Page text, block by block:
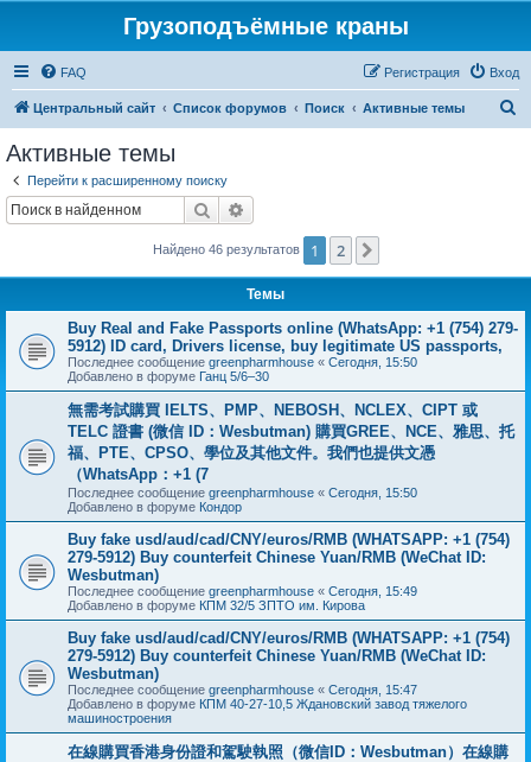
Грузоподъёмные краны
FAQ Вход
Регистрация
Центральный сайт Список форумов Поиск Активные темы
Активные темы
Перейти к расширенному поиску
Поиск
Найдено 46 результатов 1 2
Темы
Buy Real and Fake Passports online (WhatsApp: +1 (754) 279-
5912) ID card, Drivers license, buy legitimate US passports,
Последнее сообщение greenpharmhouse « Сегодня, 15:50
Добавлено в форуме Ганц 5/6–30
無需考試購買 IELTS、PMP、NEBOSH、NCLEX、CIPT 或
TELC 證書 (微信 ID：Wesbutman) 購買GREE、NCE、雅思、托
福、PTE、CPSO、學位及其他文件。我們也提供文憑
（WhatsApp：+1 (7
Последнее сообщение greenpharmhouse « Сегодня, 15:50
Добавлено в форуме Кондор
Buy fake usd/aud/cad/CNY/euros/RMB (WHATSAPP: +1 (754)
279-5912) Buy counterfeit Chinese Yuan/RMB (WeChat ID:
Wesbutman)
Последнее сообщение greenpharmhouse « Сегодня, 15:49
Добавлено в форуме КПМ 32/5 ЗПТО им. Кирова
Buy fake usd/aud/cad/CNY/euros/RMB (WHATSAPP: +1 (754)
279-5912) Buy counterfeit Chinese Yuan/RMB (WeChat ID:
Wesbutman)
Последнее сообщение greenpharmhouse « Сегодня, 15:47
Добавлено в форуме КПМ 40-27-10,5 Ждановский завод тяжелого
машиностроения
在線購買香港身份證和駕駛執照（微信ID：Wesbutman）在線購